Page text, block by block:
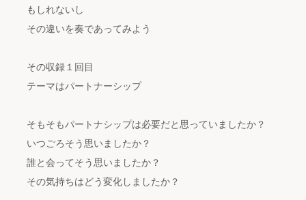
もしれないし
その違いを奏であってみよう
その収録１回目
テーマはパートナーシップ
そもそもパートナシップは必要だと思っていましたか？
いつごろそう思いましたか？
誰と会ってそう思いましたか？
その気持ちはどう変化しましたか？